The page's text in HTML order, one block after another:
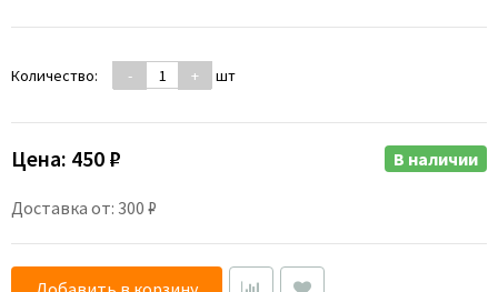
Количество: - + шт
Цена: 450 ₽
Доставка от: 300 ₽
В наличии